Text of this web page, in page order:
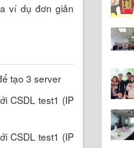
ví dụ đơn giản
tạo 3 server
CSDL test1 (IP
CSDL test1 (IP